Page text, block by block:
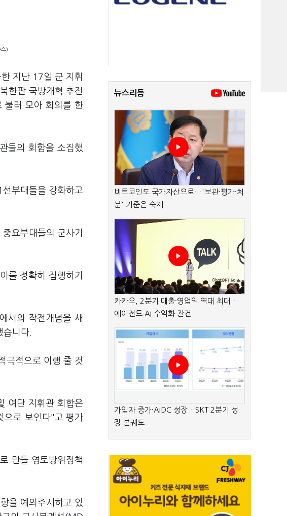
스)
지난 17일 군 지휘
한판 국방개혁 추진
불러 모아 회의를 한
들의 회합을 소집했
부대들을 강화하고
요부대들의 군사기
를 정확히 집행하기
서의 작전개념을 새
니다.
극적으로 이행 줄 것
여단 지휘관 회합은
으로 보인다"고 평가
만들 영토방위정책
을 예의주시하고 있
뉴스리듬
비트코인도 국가자산으로…'보관·평가·처
분' 기준은 숙제
카카오, 2분기 매출·영업익 역대 최대…
에이전트 AI 수익화 관건
가입자 증가·AIDC 성장…SKT 2분기 성
장 본궤도